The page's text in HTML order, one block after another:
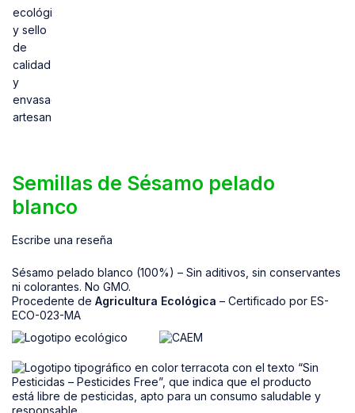
Semillas de Sésamo pelado
blanco
Escribe una reseña
Sésamo pelado blanco (100%) – Sin aditivos, sin conservantes
ni colorantes. No GMO.
Procedente de Agricultura Ecológica – Certificado por ES-
ECO-023-MA